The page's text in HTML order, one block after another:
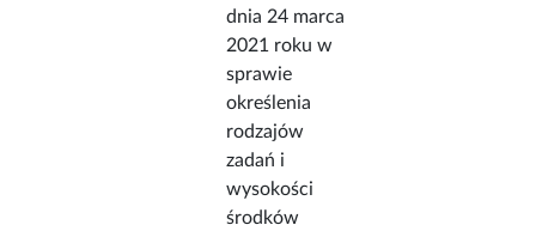
dnia 24 marca
2021 roku w
sprawie
określenia
rodzajów
zadań i
wysokości
środków